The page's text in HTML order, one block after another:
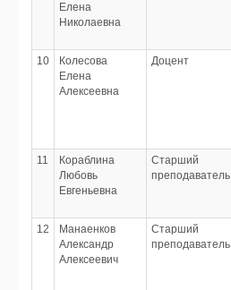
Елена
Николаевна
10
Колесова
Елена
Алексеевна
Доцент
11
Кораблина
Любовь
Евгеньевна
Старший
преподаватель
12
Манаенков
Александр
Алексеевич
Старший
преподаватель